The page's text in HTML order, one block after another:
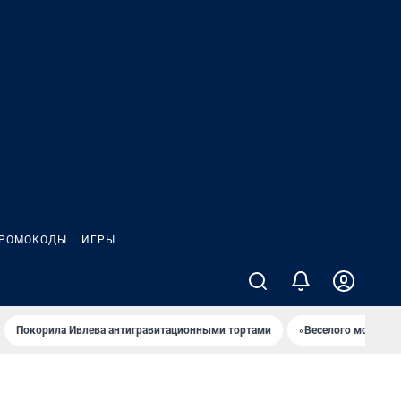
ИГРЫ
Покорила Ивлева антигравитационными тортами «Веселого